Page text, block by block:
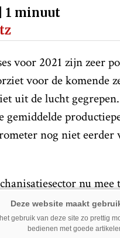
| 1 minuut
voor 2021 zijn zeer
voor de komende
uit de lucht
gemiddelde
nog niet eerder
nu
aan de kant van de
kan, verwachten
gebruik van deze site zo
bedienen met goede